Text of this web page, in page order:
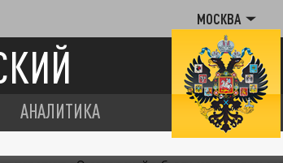
МОСКВА
АНАЛИТИКА